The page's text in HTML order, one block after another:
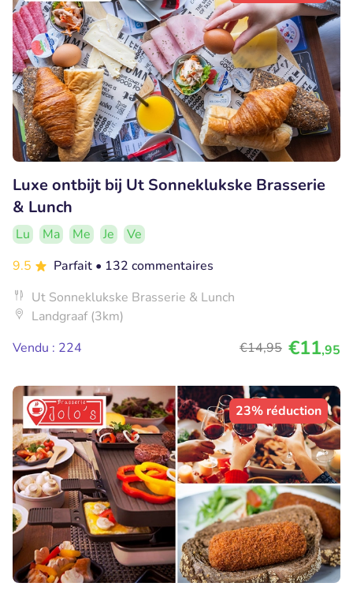
Luxe ontbijt bij Ut Sonneklukske Brasserie
& Lunch
Lu Ma Me Je
Ve
9.5
Parfait • 132 commentaires
Ut Sonneklukske Brasserie & Lunch
Landgraaf (3km)
Vendu : 224
€14,95 €11,95
23% réduction